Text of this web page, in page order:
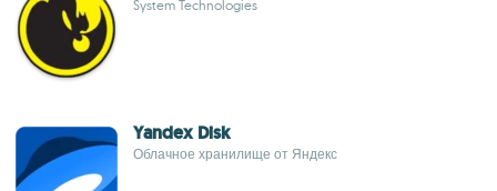
System Technologies
Yandex Disk
Облачное хранилище от Яндекс